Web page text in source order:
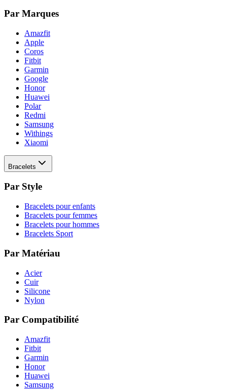
Par Marques
Amazfit
Apple
Coros
Fitbit
Garmin
Google
Honor
Huawei
Polar
Redmi
Samsung
Withings
Xiaomi
Bracelets
Par Style
Bracelets pour enfants
Bracelets pour femmes
Bracelets pour hommes
Bracelets Sport
Par Matériau
Acier
Cuir
Silicone
Nylon
Par Compatibilité
Amazfit
Fitbit
Garmin
Honor
Huawei
Samsung